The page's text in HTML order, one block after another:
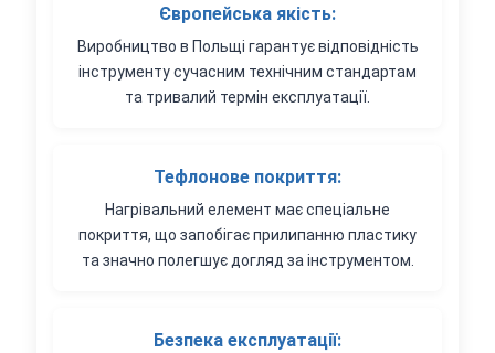
Європейська якість:
Виробництво в Польщі гарантує відповідність
інструменту сучасним технічним стандартам
та тривалий термін експлуатації.
Тефлонове покриття:
Нагрівальний елемент має спеціальне
покриття, що запобігає прилипанню пластику
та значно полегшує догляд за інструментом.
Безпека експлуатації: